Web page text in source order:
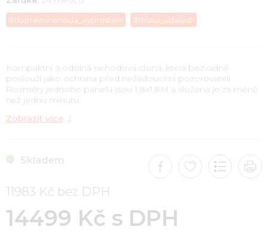
#dopravninehoda_vyprosteni #misto_udalosti
Kompaktní a odolná nehodová clona, která bezvadně
poslouží jako ochrana před nežádoucími pozorovateli.
Rozměry jednoho panelu jsou 1,8x1,8M a složena je za méně
než jednu minutu.
Zobrazit více
Skladem
11983 Kč bez DPH
14499 Kč s DPH